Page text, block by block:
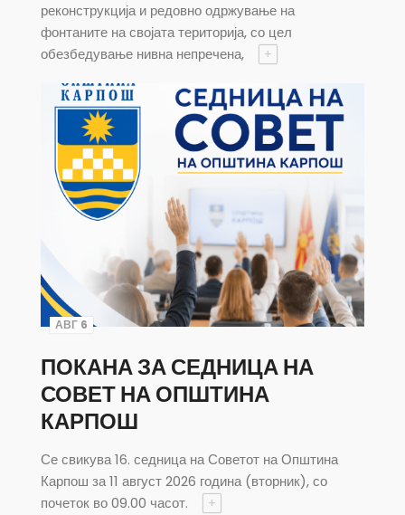
реконструкција и редовно одржување на
фонтаните на својата територија, со цел
обезбедување нивна непречена,
+
АВГ 6
ПОКАНА ЗА СЕДНИЦА НА
СОВЕТ НА ОПШТИНА
КАРПОШ
Се свикува 16. седница на Советот на Општина
Карпош за 11 август 2026 година (вторник), со
почеток во 09.00 часот.
+